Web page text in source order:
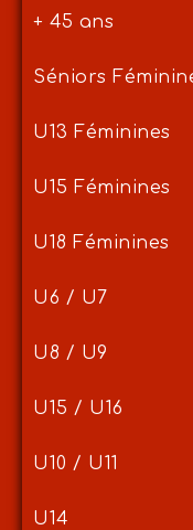
+ 45 ans
Séniors
U13 Féminines
U15 Féminines
U18 Féminines
U6 / U7
U8 / U9
U15 / U16
U10 / U11
U14